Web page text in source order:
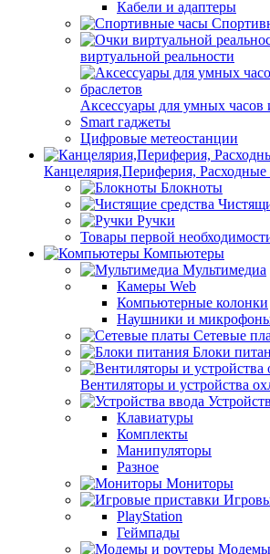
Кабели и адаптеры
виртуальной реальности
Аксессуары для умных часов
Smart гаджеты
Цифровые метеостанции
Канцелярия,Периферия, Расходные
Блокноты
Ручки
Товары первой
Компьютеры
Мультимедиа
Камеры Web
Компьютерные колонки
Наушники и
Сетевые
Блоки
Вентиляторы и устройства
Клавиатуры
Комплекты
Манипуляторы
Разное
Мониторы
PlayStation
Геймпады
Модемы